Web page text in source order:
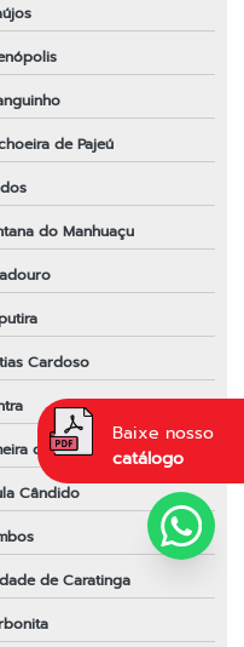
de Pajeú
do Manhuaçu
Cardoso
do Oeste
Cândido
de Caratinga
Baixe nosso
catálogo